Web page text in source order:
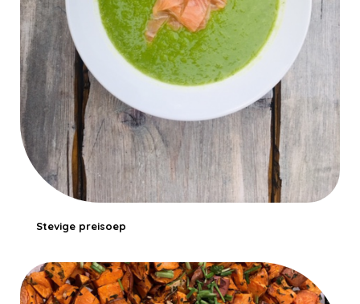
Stevige preisoep